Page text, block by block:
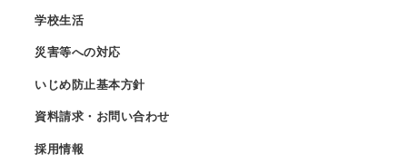
学校生活
災害等への対応
いじめ防止基本方針
資料請求・お問い合わせ
採用情報